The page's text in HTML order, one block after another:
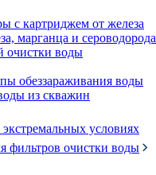
с картриджем от железа
марганца и сероводорода
очистки воды
обеззараживания воды
из скважин
условиях
фильтров очистки воды